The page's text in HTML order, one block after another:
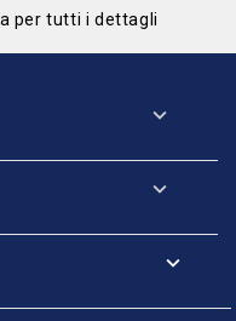
per tutti i dettagli


